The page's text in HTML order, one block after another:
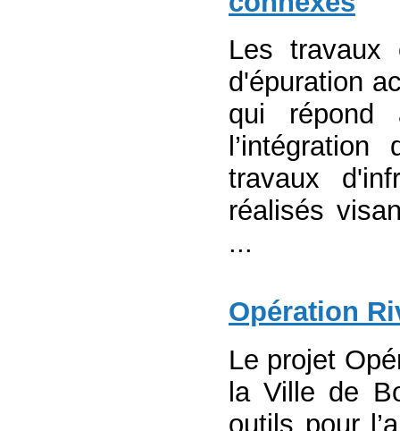
Les travaux
d'épuration
qui répond
travaux
réalisés
...
Opération
Le projet
la Ville de
outils pour